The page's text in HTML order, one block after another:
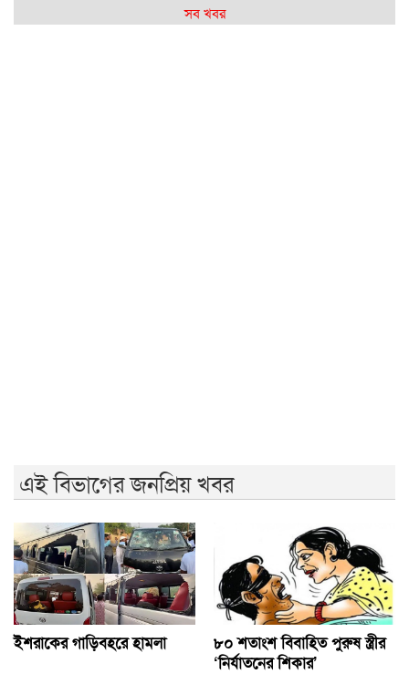
জুলাই সনদ ও গণহত্যার বিচার নিশ্চিত করতে সরকারকে বাধ্য
সব খবর
এই বিভাগের জনপ্রিয় খবর
ইশরাকের গাড়িবহরে হামলা
৮০ শতাংশ বিবাহিত পুরুষ স্ত্রীর
‘নির্যাতনের শিকার’